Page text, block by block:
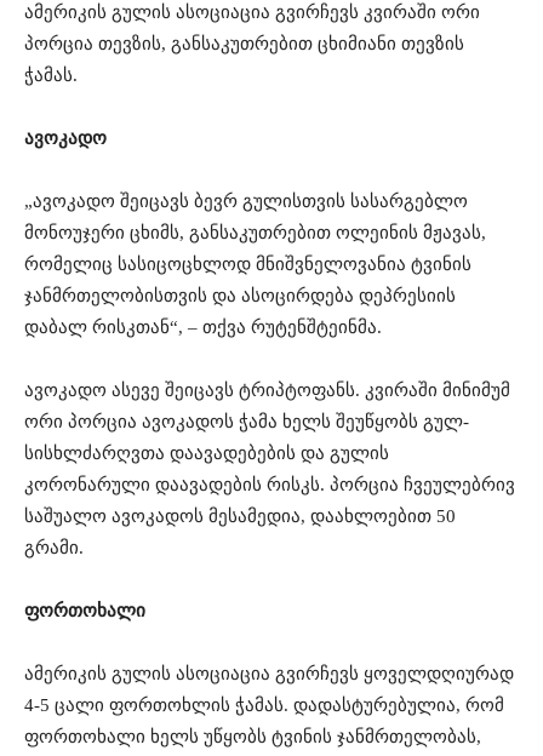
ამერიკის გულის ასოციაცია გვირჩევს კვირაში ორი
პორცია თევზის, განსაკუთრებით ცხიმიანი თევზის
ჭამას.
ავოკადო
„ავოკადო შეიცავს ბევრ გულისთვის სასარგებლო
მონოუჯერი ცხიმს, განსაკუთრებით ოლეინის მჟავას,
რომელიც სასიცოცხლოდ მნიშვნელოვანია ტვინის
ჯანმრთელობისთვის და ასოცირდება დეპრესიის
დაბალ რისკთან“, – თქვა რუტენშტეინმა.
ავოკადო ასევე შეიცავს ტრიპტოფანს. კვირაში მინიმუმ
ორი პორცია ავოკადოს ჭამა ხელს შეუწყობს გულ-
სისხლძარღვთა დაავადებების და გულის
კორონარული დაავადების რისკს. პორცია ჩვეულებრივ
საშუალო ავოკადოს მესამედია, დაახლოებით 50
გრამი.
ფორთოხალი
ამერიკის გულის ასოციაცია გვირჩევს ყოველდღიურად
4-5 ცალი ფორთოხლის ჭამას. დადასტურებულია, რომ
ფორთოხალი ხელს უწყობს ტვინის ჯანმრთელობას,